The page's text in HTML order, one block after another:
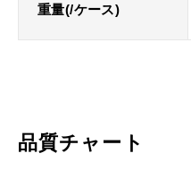
重量(/ケース)
品質チャート